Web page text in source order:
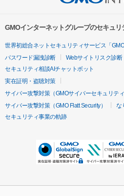
GMOインターネットグループのセキュリ
世界初総合ネットセキュリティサービス「
パスワード漏洩診断
Webサイトリスク診断
セキュリティ相談AIチャットボット
実在証明・盗聴対策
サイバー攻撃対策（GMOサイバーセキュリティ
サイバー攻撃対策（GMO Flatt Security）
な
セキュリティ事業の軌跡